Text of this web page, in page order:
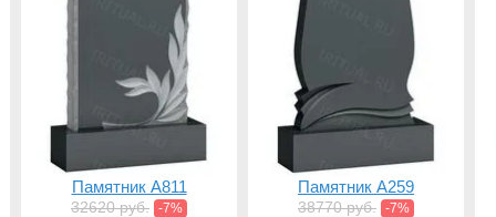
Памятник A811
32620 руб. -7%
Памятник A259
38770 руб. -7%